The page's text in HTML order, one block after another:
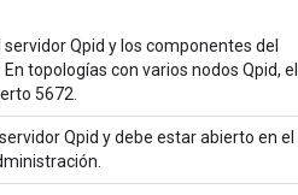
Qpid y los componentes del
topologías con varios nodos Qpid, el
5672.
Qpid y debe estar abierto en el